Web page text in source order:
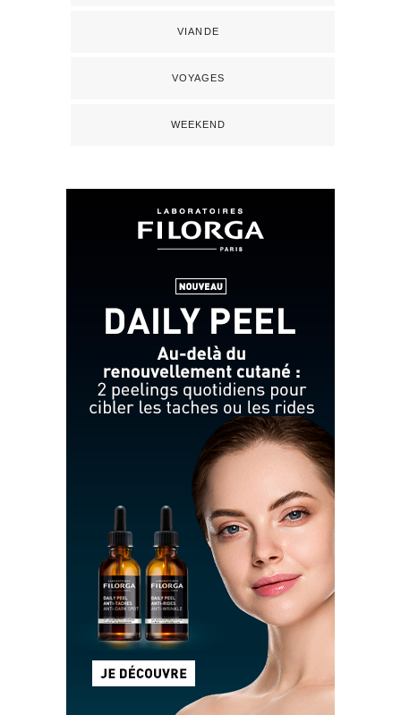
VIANDE
VOYAGES
WEEKEND